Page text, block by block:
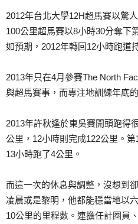
2012年台北大學12H超馬賽以驚
100公里超馬賽以8小時30分奪下
如預期，2012年轉回12小時跑道
2013年只在4月參賽The North
與超馬賽事，而專注地訓練年底
2013年許秋逢於東吳賽開頭跑得
公里，12小時則完成122公里。第
13小時跑了4公里。
而這一次的休息與調整，沒想到
凌晨或是黎明，他都能穩當地以
10公里的里程數。連擔任計圈員